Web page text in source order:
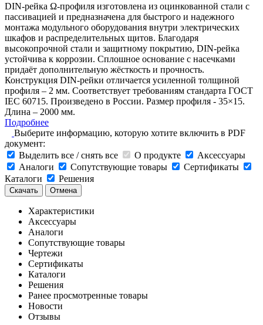
DIN-рейка Ω-профиля изготовлена из оцинкованной стали с
пассивацией и предназначена для быстрого и надежного
монтажа модульного оборудования внутри электрических
шкафов и распределительных щитов. Благодаря
высокопрочной стали и защитному покрытию, DIN-рейка
устойчива к коррозии. Сплошное основание с насечками
придаёт дополнительную жёсткость и прочность.
Конструкция DIN-рейки отличается усиленной толщиной
профиля – 2 мм. Соответствует требованиям стандарта ГОСТ
IEC 60715. Произведено в России. Размер профиля - 35×15.
Длина – 2000 мм.
Подробнее
Выберите информацию, которую хотите включить в PDF
документ:
Выделить все / снять все
О продукте
Аксессуары
Аналоги
Сопутствующие товары
Сертификаты
Каталоги
Решения
Скачать Отмена
Характеристики
Аксессуары
Аналоги
Сопутствующие товары
Чертежи
Сертификаты
Каталоги
Решения
Ранее просмотренные товары
Новости
Отзывы